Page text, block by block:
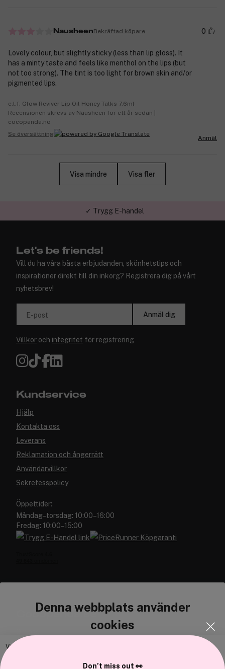
Denna webbplats använder
cookies
Vi använder enhetsidentifierare för att anpassa innehållet och
NausheenBekräftad köpare 0
Lovely colour, but slightly sticky (less than lip gloss). It
has a minty taste and feels like menthol on the lips (but
not too strong). The tint is too light for brown skin and/or
pigmented lips.
e.l.f. Glow Reviver Lip Oil Honey Talks 7.6ml
Recensionen skrevs av Nausheen för ett år sedan |
cocopanda.no
Se översättning
Anmäl
Visa mindre Visa fler
✓ Trygg E-handel
Let's be friends!
Vill du ha våra bästa erbjudanden, skönhetstips och
inspirationer direkt till din inkorg? Registrera dig på vårt
nyhetsbrev!
E-post Anmäl dig
Villkor och integritet för registrering
Kundservice
Hjälp
Kontakta oss
Leverans
Reklamation och ångerrätt
Användarvillkor
Sekretesspolicy
Öppettider:
Måndag–torsdag: 10:00–16:00
Fredag: 10:00–15:00
Cocopanda.se
Don’t miss out 👀